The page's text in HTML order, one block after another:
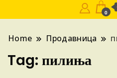
0
Home Продавница
Tag: пилиња